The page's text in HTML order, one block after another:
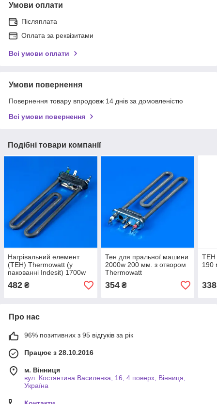
Умови оплати
Післяплата
Оплата за реквізитами
Всі умови оплати
Умови повернення
Повернення товару впродовж 14 днів за домовленістю
Всі умови повернення
Подібні товари компанії
Нагрівальний елемент
(ТЕН) Thermowatt (у
пакованні Indesit) 1700w
190 мм, з відведенням.
482 ₴
Тен для пральної машини
2000w 200 мм. з отвором
Thermowatt
354₴
ТЕН
190
338
Про нас
96% позитивних з 95 відгуків за рік
Працює з 28.10.2016
м. Вінниця
вул. Костянтина Василенка, 16, 4 поверх, Вінниця,
Україна